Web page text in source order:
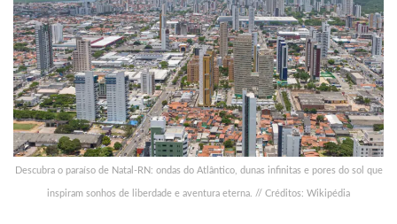
Descubra o paraíso de Natal-RN: ondas do Atlântico, dunas infinitas e pores do sol que
inspiram sonhos de liberdade e aventura eterna. // Créditos: Wikipédia